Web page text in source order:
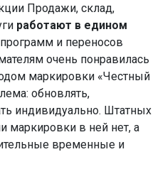
Продажи, склад,
работают в едином
и переносов
очень понравилась
маркировки «Честный
обновлять,
индивидуально. Штатных
маркировки в ней нет, а
временные и